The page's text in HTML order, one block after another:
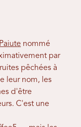
nommé
par
pêchées à
leur nom, les
d'être
C'est une